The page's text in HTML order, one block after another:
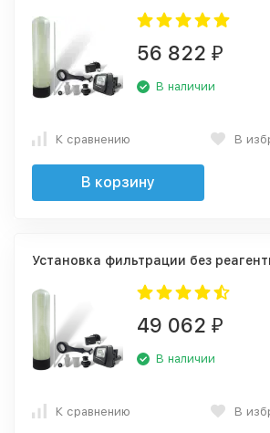
56 822 ₽
В наличии
К сравнению В
В корзину
Установка фильтрации без
49 062 ₽
В наличии
К сравнению В